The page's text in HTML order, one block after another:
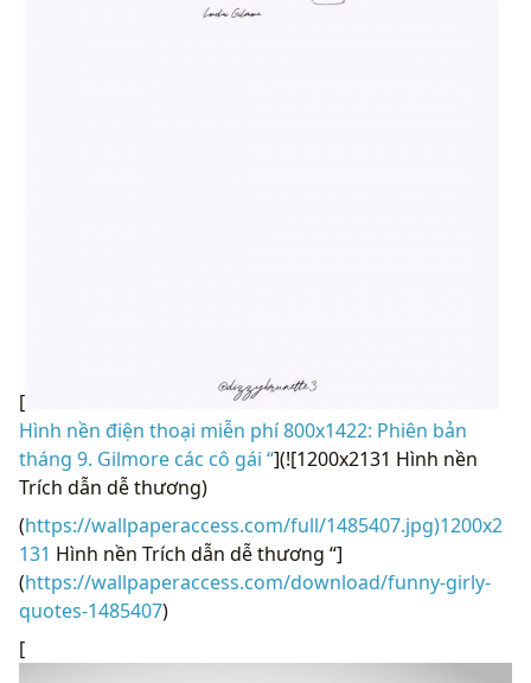
[
Hình nền điện thoại miễn phí 800x1422: Phiên bản
tháng 9. Gilmore các cô gái “](![1200x2131 Hình nền
Trích dẫn dễ thương)
(https://wallpaperaccess.com/full/1485407.jpg)1200x2
131 Hình nền Trích dẫn dễ thương “]
(https://wallpaperaccess.com/download/funny-girly-
quotes-1485407)
[